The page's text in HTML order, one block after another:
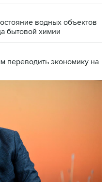
водных объектов
бытовой химии
переводить экономику на